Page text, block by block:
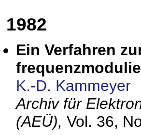
1982
Ein Verfahren
K.-D. Kammeyer
Archiv für
(AEÜ), Vol. 36,